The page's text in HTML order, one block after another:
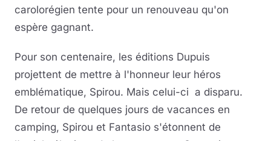
carolorégien tente pour un renouveau qu'on
espère gagnant.
Pour son centenaire, les éditions Dupuis
projettent de mettre à l'honneur leur héros
emblématique, Spirou. Mais celui-ci a disparu.
De retour de quelques jours de vacances en
camping, Spirou et Fantasio s'étonnent de